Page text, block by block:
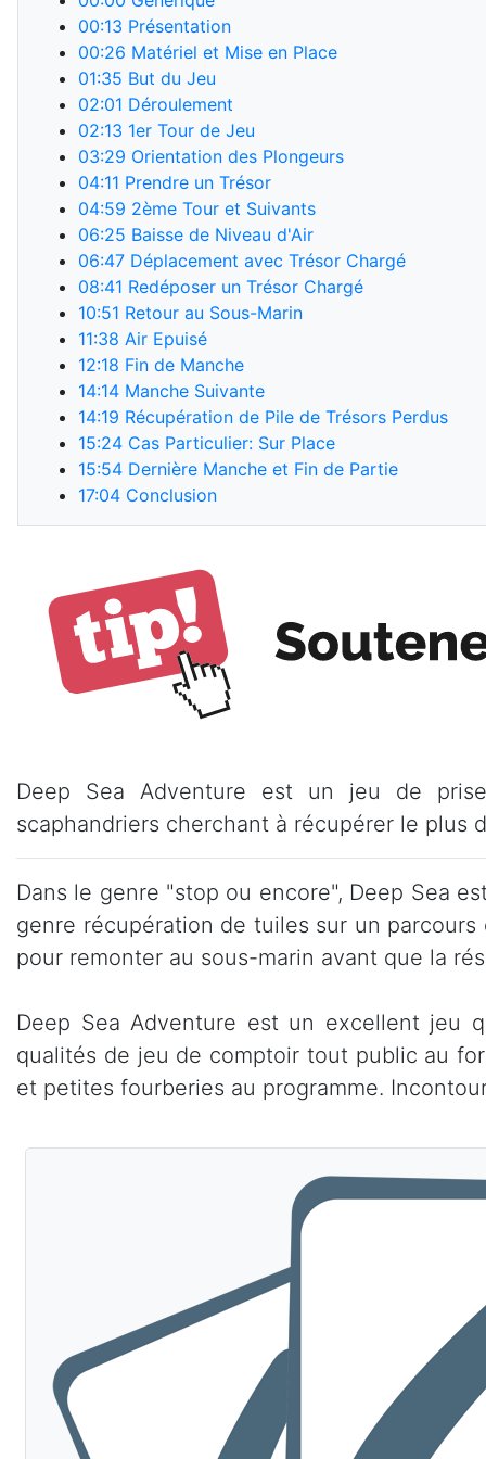
00:13 Présentation
00:26 Matériel et Mise en Place
01:35 But du Jeu
02:01 Déroulement
02:13 1er Tour de Jeu
03:29 Orientation des Plongeurs
04:11 Prendre un Trésor
04:59 2ème Tour et Suivants
06:25 Baisse de Niveau d'Air
06:47 Déplacement avec Trésor Chargé
08:41 Redéposer un Trésor Chargé
10:51 Retour au Sous-Marin
11:38 Air Epuisé
12:18 Fin de Manche
14:14 Manche Suivante
14:19 Récupération de Pile de Trésors Perdus
15:24 Cas Particulier: Sur Place
15:54 Dernière Manche et Fin de Partie
17:04 Conclusion
Deep Sea Adventure est un jeu de
scaphandriers cherchant à récupérer le plus
Dans le genre "stop ou encore", Deep Sea
genre récupération de tuiles sur un
pour remonter au sous-marin avant que la
Deep Sea Adventure est un excellent jeu
qualités de jeu de comptoir tout public au
et petites fourberies au programme.